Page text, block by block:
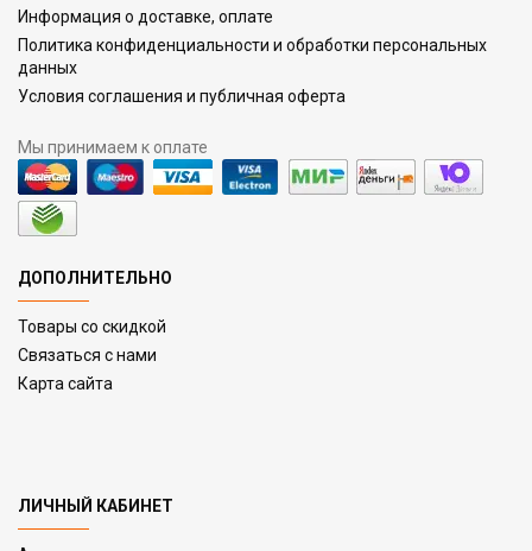
Информация о доставке, оплате
Политика конфиденциальности и обработки персональных
данных
Условия соглашения и публичная оферта
Мы принимаем к оплате
ДОПОЛНИТЕЛЬНО
Товары со скидкой
Связаться с нами
Карта сайта
ЛИЧНЫЙ КАБИНЕТ